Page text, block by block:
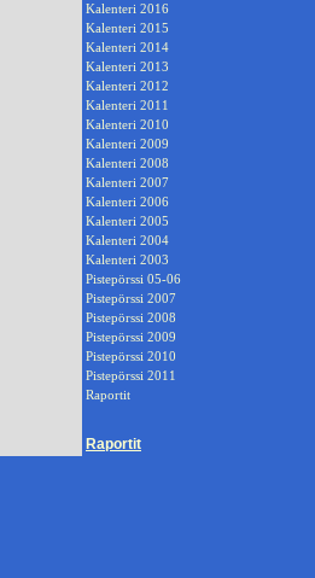
Kalenteri 2016
Kalenteri 2015
Kalenteri 2014
Kalenteri 2013
Kalenteri 2012
Kalenteri 2011
Kalenteri 2010
Kalenteri 2009
Kalenteri 2008
Kalenteri 2007
Kalenteri 2006
Kalenteri 2005
Kalenteri 2004
Kalenteri 2003
Pistepörssi 05-06
Pistepörssi 2007
Pistepörssi 2008
Pistepörssi 2009
Pistepörssi 2010
Pistepörssi 2011
Raportit
Raportit